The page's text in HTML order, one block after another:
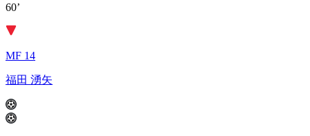
60’
MF 14
福田 湧矢